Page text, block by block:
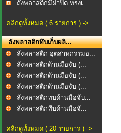
ถังพลาสติกมีฝาปิด ทรงเ...
คลิกดูทั้งหมด ( 6 รายการ ) ->
ลังพลาสติกทึบเก็บผลิ...
ลังพลาสติก อุตสาหกรรมอ...
ลังพลาสติกด้านมือจับ (...
ลังพลาสติกด้านมือจับ (...
ลังพลาสติกด้านมือจับ (...
ลังพลาสติกทบด้านมือจับ...
ลังพลาสติกทึบด้านมือจั...
คลิกดูทั้งหมด ( 20 รายการ ) ->